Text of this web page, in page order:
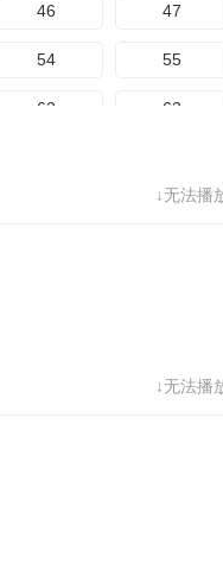
46 47
54 55
62 63
79
↓无法播
↓无法播